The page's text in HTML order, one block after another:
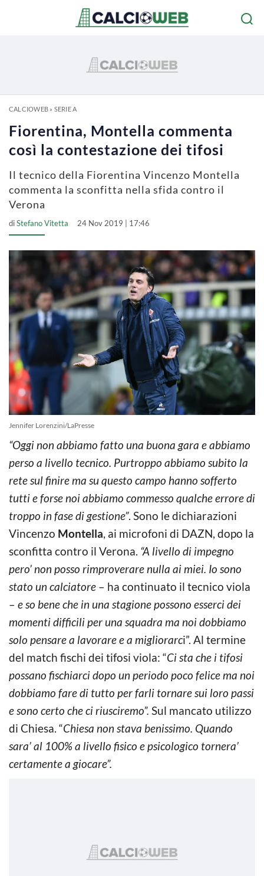
CALCIOWEB» SERIE A
Fiorentina, Montella commenta
così la contestazione dei tifosi
Il tecnico della Fiorentina Vincenzo Montella
commenta la sconfitta nella sfida contro il
Verona
diStefano Vitetta 24 Nov 2019 | 17:46
Jennifer Lorenzini/LaPresse
“Oggi non abbiamo fatto una buona gara e abbiamo
perso a livello tecnico. Purtroppo abbiamo subito la
rete sul finire ma su questo campo hanno sofferto
tutti e forse noi abbiamo commesso qualche errore di
troppo in fase di gestione”. Sono le dichiarazioni
Vincenzo Montella, ai microfoni di DAZN, dopo la
sconfitta contro il Verona. “A livello di impegno
pero’ non posso rimproverare nulla ai miei. Io sono
stato un calciatore – ha continuato il tecnico viola
– e so bene che in una stagione possono esserci dei
momenti difficili per una squadra ma noi dobbiamo
solo pensare a lavorare e a migliorarci”. Al termine
del match fischi dei tifosi viola: “Ci sta che i tifosi
possano fischiarci dopo un periodo poco felice ma noi
dobbiamo fare di tutto per farli tornare sui loro passi
e sono certo che ci riusciremo”. Sul mancato utilizzo
di Chiesa. “Chiesa non stava benissimo. Quando
sara’ al 100% a livello fisico e psicologico tornera’
certamente a giocare”.